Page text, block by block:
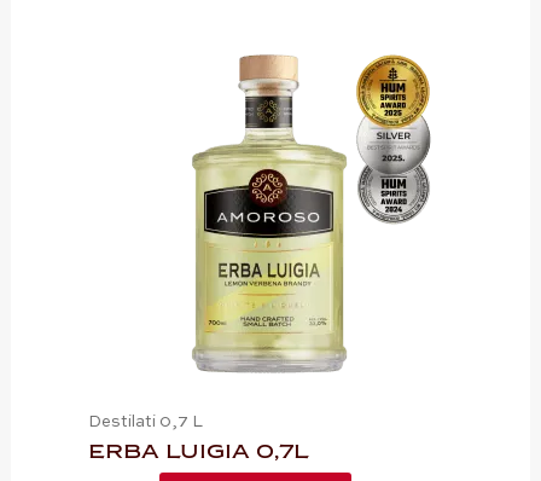
Destilati 0,7 L
ERBA LUIGIA 0,7L